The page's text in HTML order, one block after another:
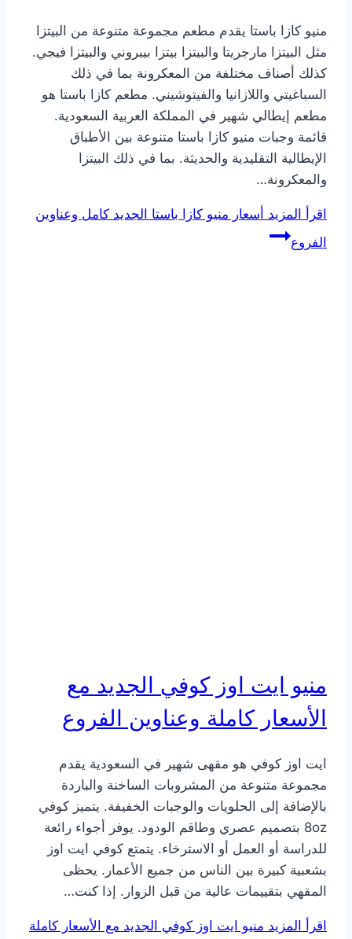
منيو كازا باستا يقدم مطعم مجموعة متنوعة من البيتزا
مثل البيتزا مارجريتا والبيتزا بيتزا بيبروني والبيتزا فيجي.
كذلك أصناف مختلفة من المعكرونة بما في ذلك
السباغيتي واللازانيا والفيتوشيني. مطعم كازا باستا هو
مطعم إيطالي شهير في المملكة العربية السعودية.
قائمة وجبات منيو كازا باستا متنوعة بين الأطباق
الإيطالية التقليدية والحديثة. بما في ذلك البيتزا
والمعكرونة…
اقرأ المزيد أسعار منيو كازا باستا الجديد كامل وعناوين
الفروع
منيو ايت اوز كوفي الجديد مع
الأسعار كاملة وعناوين الفروع
ايت اوز كوفي هو مقهى شهير في السعودية يقدم
مجموعة متنوعة من المشروبات الساخنة والباردة
بالإضافة إلى الحلويات والوجبات الخفيفة. يتميز كوفي
8oz بتصميم عصري وطاقم الودود. يوفر أجواء رائعة
للدراسة أو العمل أو الاسترخاء. يتمتع كوفي ايت اوز
بشعبية كبيرة بين الناس من جميع الأعمار. يحظى
المقهي بتقييمات عالية من قبل الزوار. إذا كنت…
اقرأ المزيد منيو ايت اوز كوفي الجديد مع الأسعار كاملة